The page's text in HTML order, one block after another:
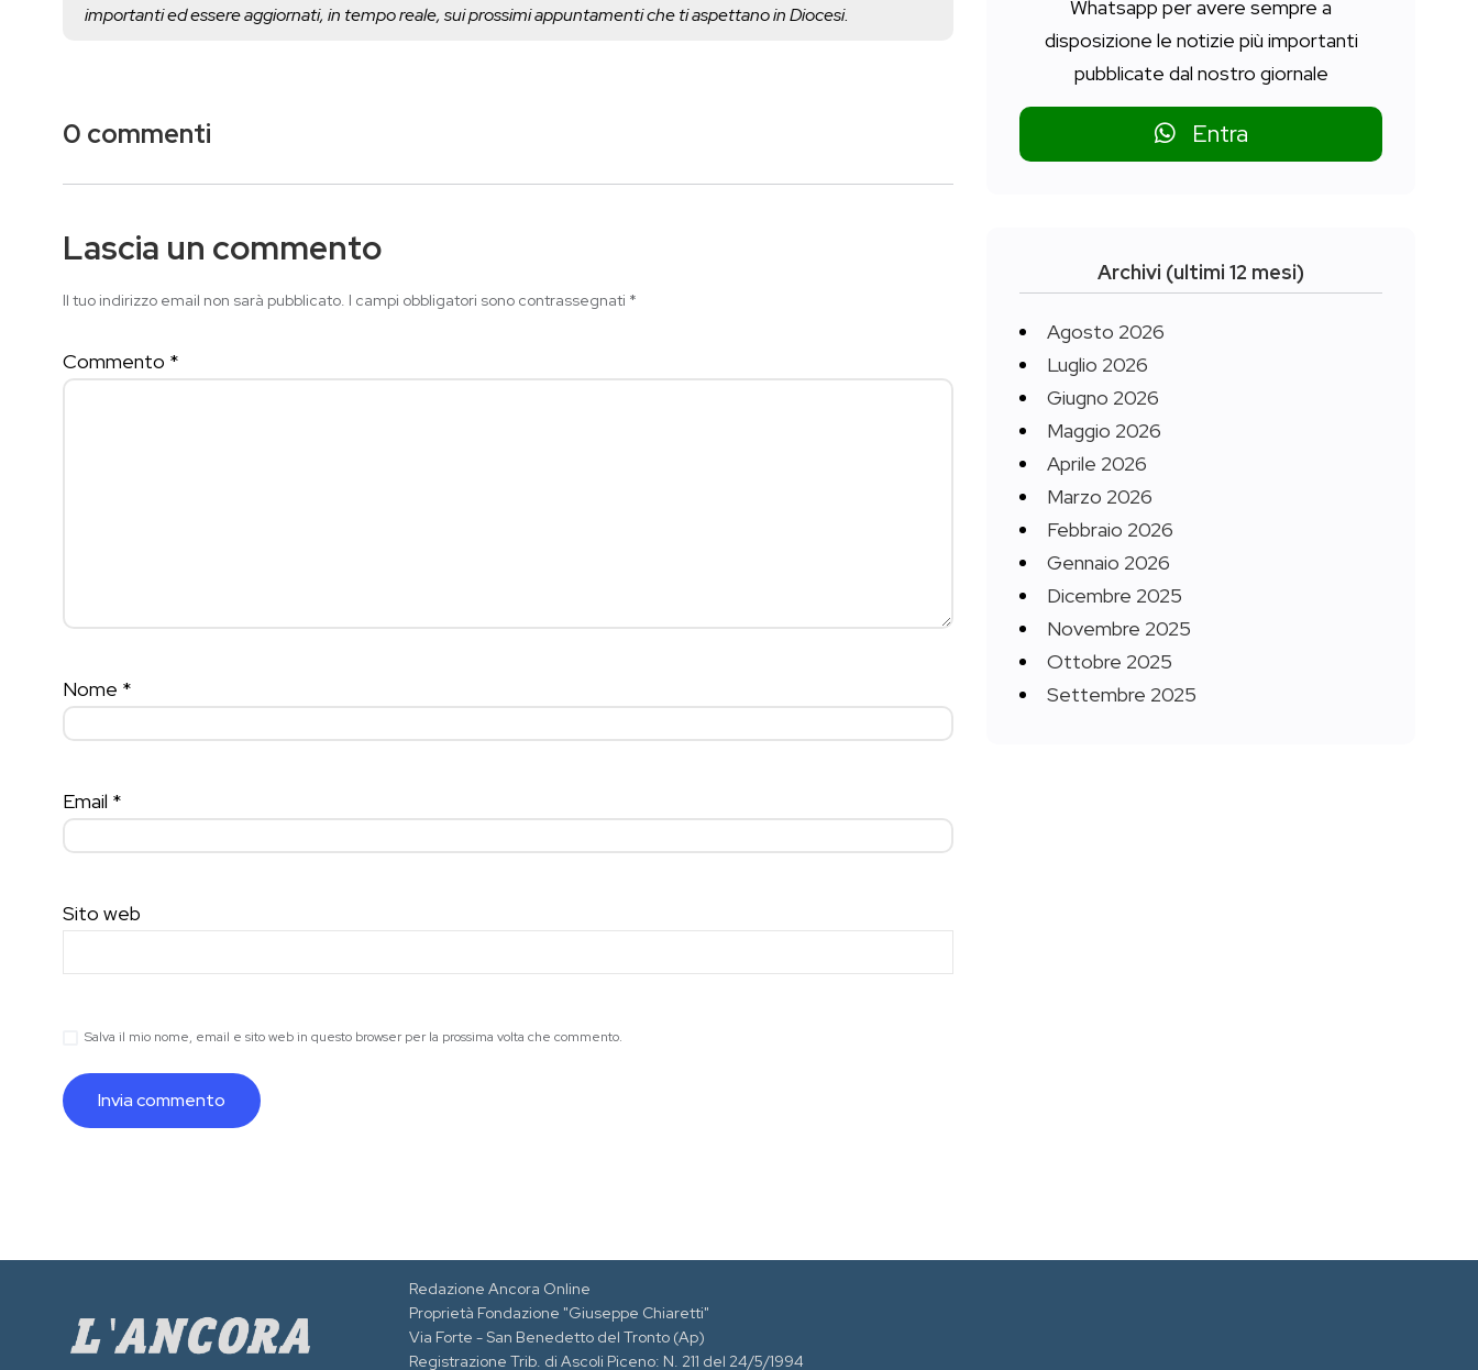
importanti ed essere aggiornati, in tempo reale, sui prossimi appuntamenti che ti aspettano in Diocesi.
0 commenti
Lascia un commento
Il tuo indirizzo email non sarà pubblicato. I campi obbligatori sono contrassegnati *
Commento *
Nome *
Email *
Sito web
Salva il mio nome, email e sito web in questo browser per la prossima volta che commento.
Whatsapp per avere sempre a
disposizione le notizie più importanti
pubblicate dal nostro giornale
Entra
Archivi (ultimi 12 mesi)
Agosto 2026
Luglio 2026
Giugno 2026
Maggio 2026
Aprile 2026
Marzo 2026
Febbraio 2026
Gennaio 2026
Dicembre 2025
Novembre 2025
Ottobre 2025
Settembre 2025
Redazione Ancora Online
Proprietà Fondazione "Giuseppe Chiaretti"
Via Forte - San Benedetto del Tronto (Ap)
Registrazione Trib. di Ascoli Piceno: N. 211 del 24/5/1994